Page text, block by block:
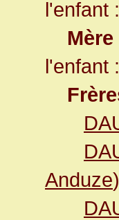
l'enfant
Mère
l'enfant
Anduze)